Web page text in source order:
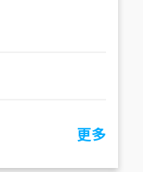
更多